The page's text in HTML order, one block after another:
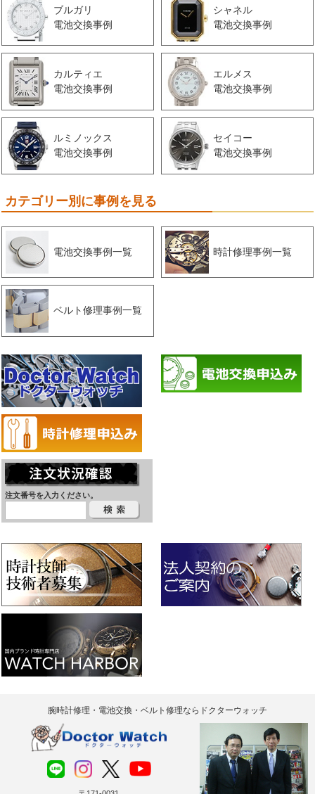
ブルガリ
電池交換事例
シャネル
電池交換事例
カルティエ
電池交換事例
エルメス
電池交換事例
ルミノックス
電池交換事例
セイコー
電池交換事例
カテゴリー別に事例を見る
電池交換事例一覧 時計修理事例一覧
ベルト修理事例一覧
注文番号を入力ください。
腕時計修理・電池交換・ベルト修理ならドクターウォッチ